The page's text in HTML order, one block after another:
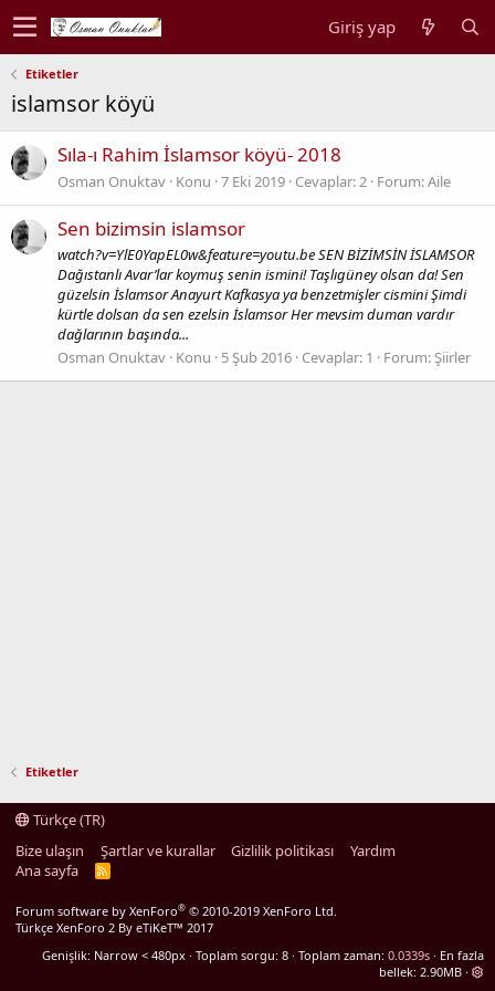
Giriş yap
Etiketler
islamsor köyü
Sıla-ı Rahim İslamsor köyü- 2018
Osman Onuktav Konu 7 Eki 2019 Cevaplar: 2 Forum:Aile
Sen bizimsin islamsor
watch?v=YlE0YapEL0w&feature=youtu.be SEN BİZİMSİN İSLAMSOR
Dağıstanlı Avar’lar koymuş senin ismini! Taşlıgüney olsan da! Sen
güzelsin İslamsor Anayurt Kafkasya ya benzetmişler cismini Şimdi
kürtle dolsan da sen ezelsin İslamsor Her mevsim duman vardır
dağlarının başında...
Osman Onuktav Konu 5 Şub 2016 Cevaplar: 1 Forum:Şiirler
Etiketler
Türkçe (TR)
Bize ulaşın
Şartlar ve kurallar Gizlilik politikası
Yardım
Ana sayfa
R
Forum software by XenForo® © 2010-2019 XenForo Ltd.
Türkçe XenForo 2 By eTiKeT™ 2017
Genişlik
Toplam sorgu 8 Toplam zaman 0.0339s
En fazla
bellek 2.90MB